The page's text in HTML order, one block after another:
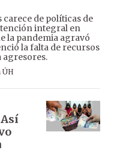
carece de políticas de
integral en
la pandemia agravó
la falta de recursos
agresores.
ÚH